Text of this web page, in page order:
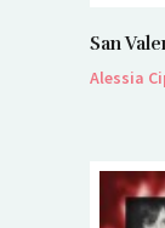
San
Alessia